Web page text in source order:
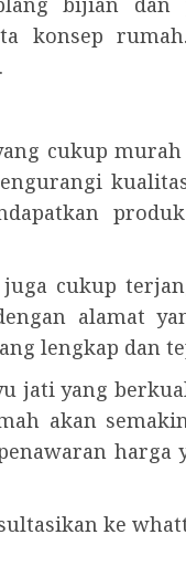
konsep
cukup
cukup
alamat
lengkap dan
jati yang
akan
harga
ke